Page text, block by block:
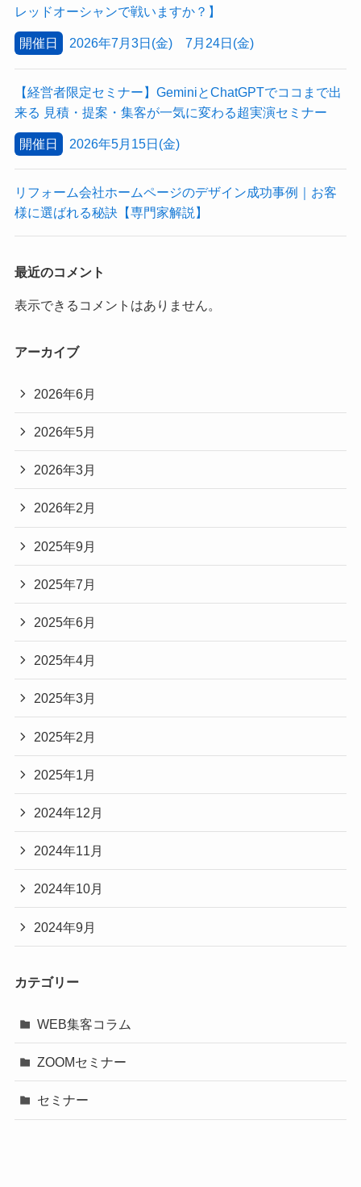
レッドオーシャンで戦いますか？】
開催日 2026年7月3日(金) 7月24日(金)
【経営者限定セミナー】GeminiとChatGPTでココまで出
来る 見積・提案・集客が一気に変わる超実演セミナー
開催日 2026年5月15日(金)
リフォーム会社ホームページのデザイン成功事例｜お客
様に選ばれる秘訣【専門家解説】
最近のコメント
表示できるコメントはありません。
アーカイブ
2026年6月
2026年5月
2026年3月
2026年2月
2025年9月
2025年7月
2025年6月
2025年4月
2025年3月
2025年2月
2025年1月
2024年12月
2024年11月
2024年10月
2024年9月
カテゴリー
WEB集客コラム
ZOOMセミナー
セミナー